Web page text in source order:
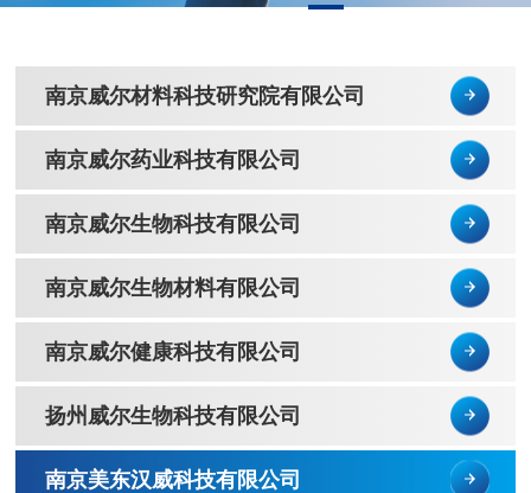
南京威尔材料科技研究院有限公司
南京威尔药业科技有限公司
南京威尔生物科技有限公司
南京威尔生物材料有限公司
南京威尔健康科技有限公司
扬州威尔生物科技有限公司
南京美东汉威科技有限公司